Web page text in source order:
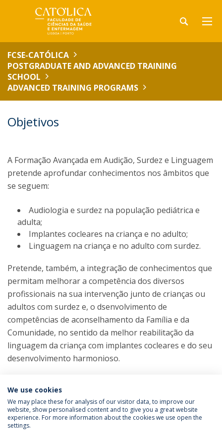
FCSE-CATÓLICA
POSTGRADUATE AND ADVANCED TRAINING
SCHOOL
ADVANCED TRAINING PROGRAMS
Objetivos
A Formação Avançada em Audição, Surdez e Linguagem
pretende aprofundar conhecimentos nos âmbitos que
se seguem:
Audiologia e surdez na população pediátrica e
adulta;
Implantes cocleares na criança e no adulto;
Linguagem na criança e no adulto com surdez.
Pretende, também, a integração de conhecimentos que
permitam melhorar a competência dos diversos
profissionais na sua intervenção junto de crianças ou
adultos com surdez e, o dsenvolvimento de
competências de aconselhamento da Família e da
Comunidade, no sentido da melhor reabilitação da
linguagem da criança com implantes cocleares e do seu
desenvolvimento harmonioso.
Política de Privacidade
Termos e Condições
We use cookies
We may place these for analysis of our visitor data, to improve our
website, show personalised content and to give you a great website
experience. For more information about the cookies we use open the
settings.